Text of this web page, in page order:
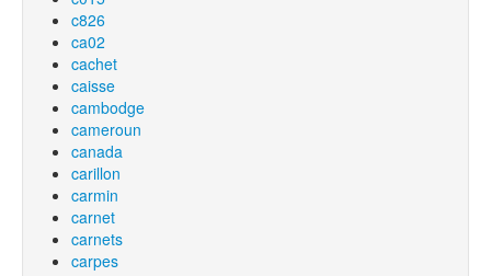
c826
ca02
cachet
caisse
cambodge
cameroun
canada
carillon
carmin
carnet
carnets
carpes